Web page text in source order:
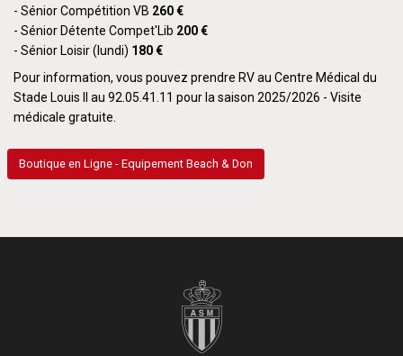
- Sénior Compétition VB 260 €
- Sénior Détente Compet'Lib 200 €
- Sénior Loisir (lundi) 180 €
Pour information, vous pouvez prendre RV au Centre Médical du
Stade Louis II au 92.05.41.11 pour la saison 2025/2026 - Visite
médicale gratuite.
Boutique en Ligne - Equipement Beach & Don